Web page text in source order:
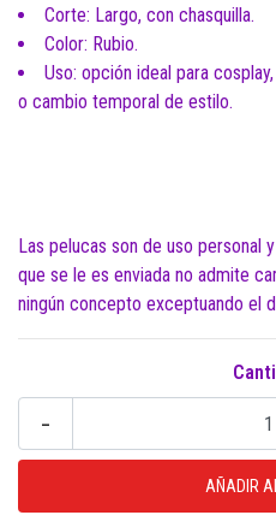
Corte: Largo, con chasquilla.
Color: Rubio.
Uso: opción ideal para
o cambio temporal de estilo.
Las pelucas son de uso personal
que se le es enviada no admite
ningún concepto exceptuando el
-